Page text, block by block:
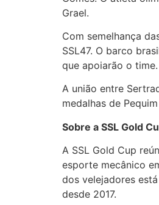
Grael.
Com semelhança
SSL47. O barco
que apoiarão o
A união entre
medalhas de
Sobre a SSL Gold
A SSL Gold Cup
esporte mecânico
dos velejadores
desde 2017.